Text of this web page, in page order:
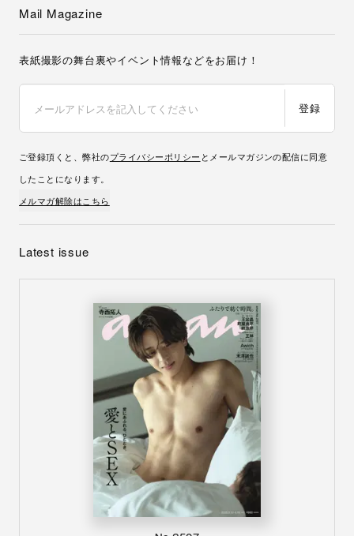
Mail Magazine
表紙撮影の舞台裏やイベント情報などをお届け！
登録
ご登録頂くと、弊社のプライバシーポリシー とメールマガジンの配信に同意
したことになります。
メルマガ解除はこちら
Latest issue